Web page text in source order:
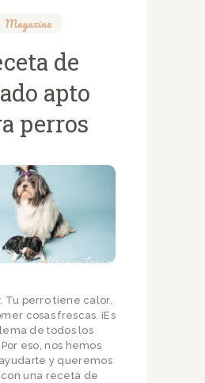
Magazine
de
apto
perros
Tu perro tiene calor.
cosas frescas. ¡Es
de todos los
eso, nos hemos
y queremos
una receta de